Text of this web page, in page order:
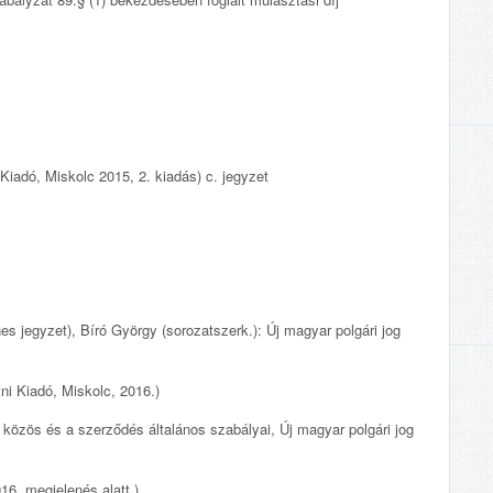
Miskolc 2015, 2. kiadás) c. jegyzet
jegyzet), Bíró György (sorozatszerk.): Új magyar polgári jog
Kiadó, Miskolc, 2016.)
és a szerződés általános szabályai, Új magyar polgári jog